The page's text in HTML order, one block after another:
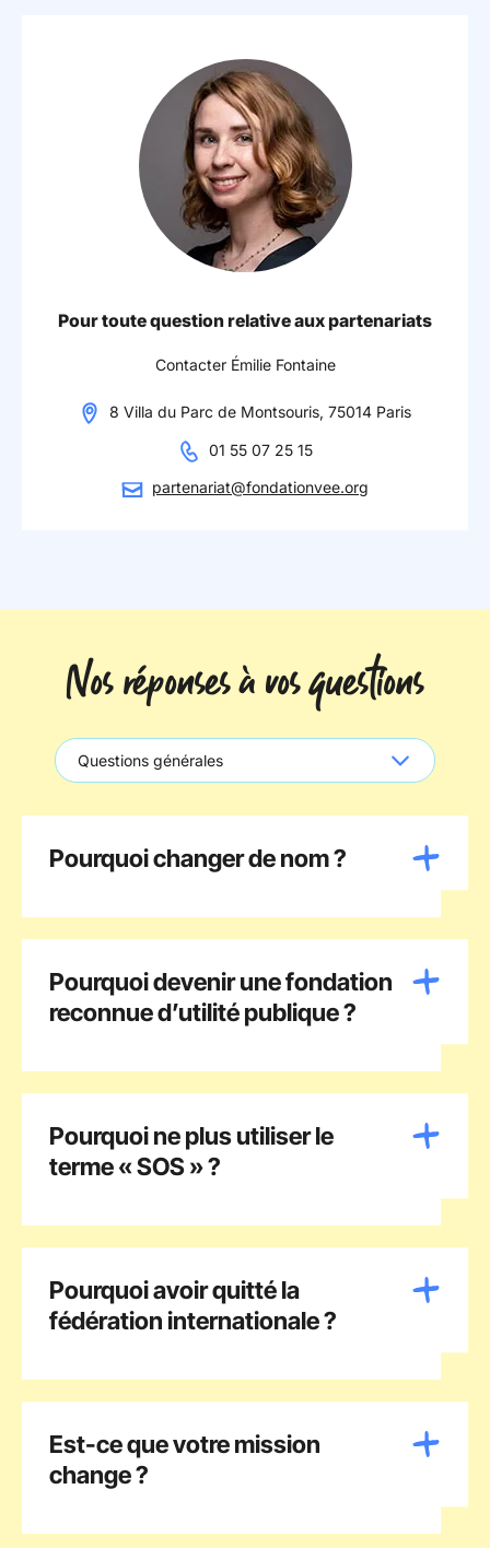
Pour toute question relative aux partenariats
Contacter Émilie Fontaine
8 Villa du Parc de Montsouris, 75014 Paris
01 55 07 25 15
partenariat@fondationvee.org
Nos réponses à vos questions
Pourquoi changer de nom ?
Pourquoi devenir une fondation
reconnue d’utilité publique ?
Pourquoi ne plus utiliser le
terme « SOS » ?
Pourquoi avoir quitté la
fédération internationale ?
Est-ce que votre mission
change ?